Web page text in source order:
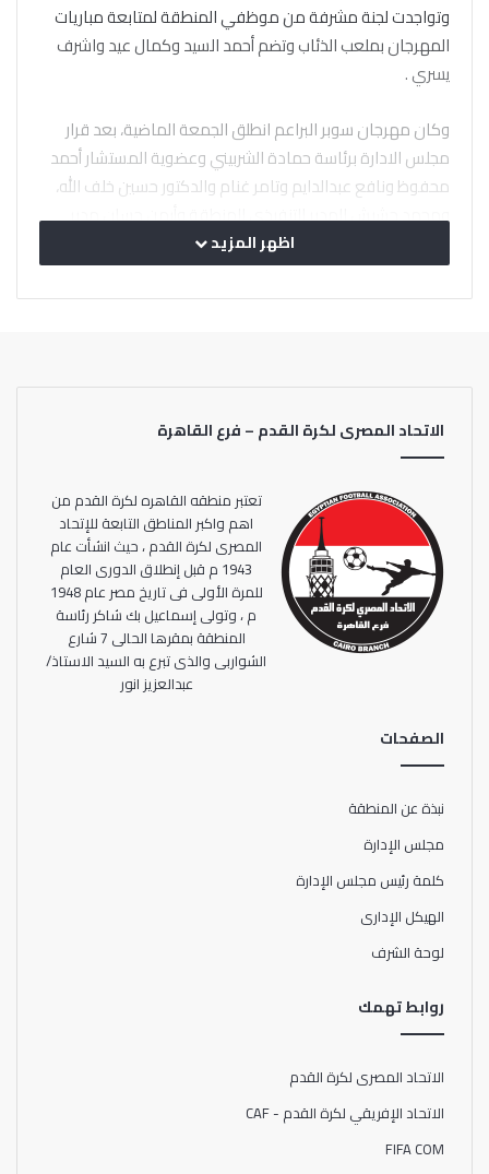
وتواجدت لجنة مشرفة من موظفي المنطقة لمتابعة مباريات
المهرجان بملعب الذئاب وتضم أحمد السيد وكمال عيد واشرف
يسري .
وكان مهرجان سوبر البراعم انطلق الجمعة الماضية، بعد قرار
مجلس الادارة برئاسة حمادة الشربيني وعضوية المستشار أحمد
محفوظ ونافع عبدالدايم وتامر غنام والدكتور حسين خلف الله،
ومحمد حشيش المدير التنفيذي للمنطقة وأيمن حسان مدير
ادارة المسابقات بتعديل مواعيد بدء المباريات لاعطاء الفرصة
للفرق المشاركة بالاستفادة بقيد اللاعبين لشهر أكتوبر الجاري.
اظهر المزيد
الاتحاد المصرى لكرة القدم – فرع القاهرة
تعتبر منطقه القاهره لكرة القدم من
اهم واكبر المناطق التابعة للإتحاد
المصرى لكرة القدم ، حيث انشأت عام
1943 م قبل إنطلاق الدورى العام
للمرة الأولى فى تاريخ مصر عام 1948
م ، وتولى إسماعيل بك شاكر رئاسة
المنطقة بمقرها الحالى 7 شارع
الشواربى والذى تبرع به السيد الاستاذ/
عبدالعزيز انور
الصفحات
نبذة عن المنطقة
مجلس الإدارة
كلمة رئيس مجلس الإدارة
الهيكل الإدارى
لوحة الشرف
روابط تهمك
الاتحاد المصرى لكرة القدم
الاتحاد الإفريقي لكرة القدم - CAF
FIFA COM